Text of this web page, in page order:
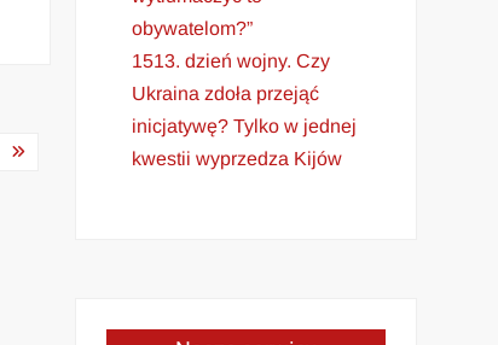
obywatelom?”
1513. dzień wojny. Czy
Ukraina zdoła przejąć
inicjatywę? Tylko w jednej
kwestii wyprzedza Kijów